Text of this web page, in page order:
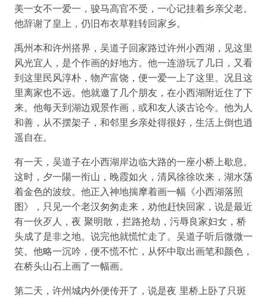
美一女不一爱一，骏马高官不受，一心记挂着乡亲父老。
他辞谢了皇上，仍旧布衣草鞋转回家乡。
禹州本和许州搭界，吴道子回家路过许州小西湖，见这里
风光宜人，是个作画的好地方。他一连游玩了几日，又看
到这里民风淳朴，物产富饶，便一爱一上了这里。况且这
里离家也不远。他就邀了几个朋友，在小西湖附近住了下
来。他每天到湖边观景作画，或和友人谈古论今。他为人
和善，从不摆架子，和邻里乡亲处得很好，生活上倒也逍
遥自在。
有一天，吴道子在小西湖岸边临大路的一座小桥上歇息。
这时，夕一陽一衔山，晚霞如火，清风徐徐吹来，湖水荡
着金色的波纹。他正入神地揣摩着画一幅《小西湖落照
图》，只见一个老汉匆匆走来，劝他赶快回家，说是最近
有一伙歹人，夜 聚明散，拦路抢劫，污辱良家妇女，桥
头成了是非之地。说完他就慌忙走了。吴道子听后微微一
笑。他略一沉吟，便不慌不忙，从怀中取出画笔和颜色，
在桥头山石上画了一幅画。
第二天，许州城内外便传开了，说是夜 里桥上卧了只斑